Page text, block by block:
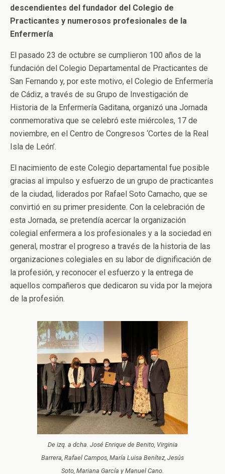
descendientes del fundador del Colegio de
Practicantes y numerosos profesionales de la
Enfermería
El pasado 23 de octubre se cumplieron 100 años de la
fundación del Colegio Departamental de Practicantes de
San Fernando y, por este motivo, el Colegio de Enfermería
de Cádiz, a través de su Grupo de Investigación de
Historia de la Enfermería Gaditana, organizó una Jornada
conmemorativa que se celebró este miércoles, 17 de
noviembre, en el Centro de Congresos ‘Cortes de la Real
Isla de León’.
El nacimiento de este Colegio departamental fue posible
gracias al impulso y esfuerzo de un grupo de practicantes
de la ciudad, liderados por Rafael Soto Camacho, que se
convirtió en su primer presidente. Con la celebración de
esta Jornada, se pretendía acercar la organización
colegial enfermera a los profesionales y a la sociedad en
general, mostrar el progreso a través de la historia de las
organizaciones colegiales en su labor de dignificación de
la profesión, y reconocer el esfuerzo y la entrega de
aquellos compañeros que dedicaron su vida por la mejora
de la profesión.
De izq. a dcha. José Enrique de Benito, Virginia
Barrera, Rafael Campos, María Luisa Benítez, Jesús
Soto, Mariana García y Manuel Cano.